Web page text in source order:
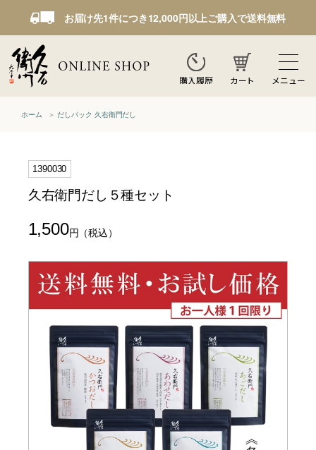
お届け先1件につき12,000円以上ご購入で送料無料
購入履歴 カート メニュー
ホーム だしパック 久右衛門だし
1390030
久右衛門だし５種セット
1,500円 （税込）